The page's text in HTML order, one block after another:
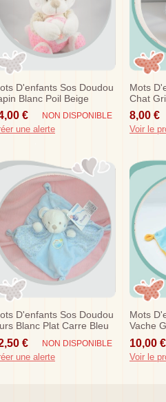
D'enfants Sos Doudou
Blanc Poil Beige
Rose Ballon Musical
€ NON DISPONIBLE
une alerte
Mots
Chat
Orange
8,00 €
Voir le
D'enfants Sos Doudou
Blanc Plat Carre Bleu
€ NON DISPONIBLE
une alerte
Mots
Vache
10,00 €
Voir le